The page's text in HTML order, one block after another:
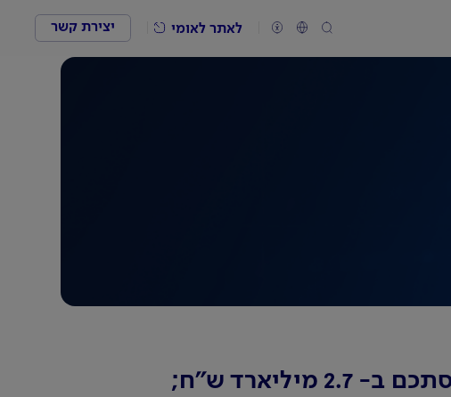
לאתר לאומי יצירת קשר
עלייה של 18% ברווחי בנק לאומי ברבעון השלישי: הרווח הנקי הסתכם ב- 2.7 מיליארד ש"ח;